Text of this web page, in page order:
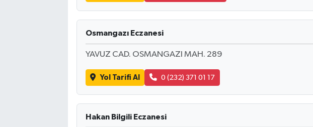
Osmangazı Eczanesi
YAVUZ CAD. OSMANGAZI MAH. 289
Yol Tarifi Al 0 (232) 371 01 17
Hakan Bilgili Eczanesi